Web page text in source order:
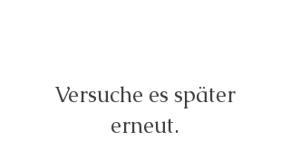
Versuche es später
erneut.